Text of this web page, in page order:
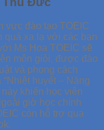
vực đào tạo TOEIC
quá xa lạ với các bạn
Ms Hoa TOEIC sẽ
môn giỏi, được đào
và phong cách
huyết – Năng
khiến học viên
giờ học chính
còn hỗ trợ qua